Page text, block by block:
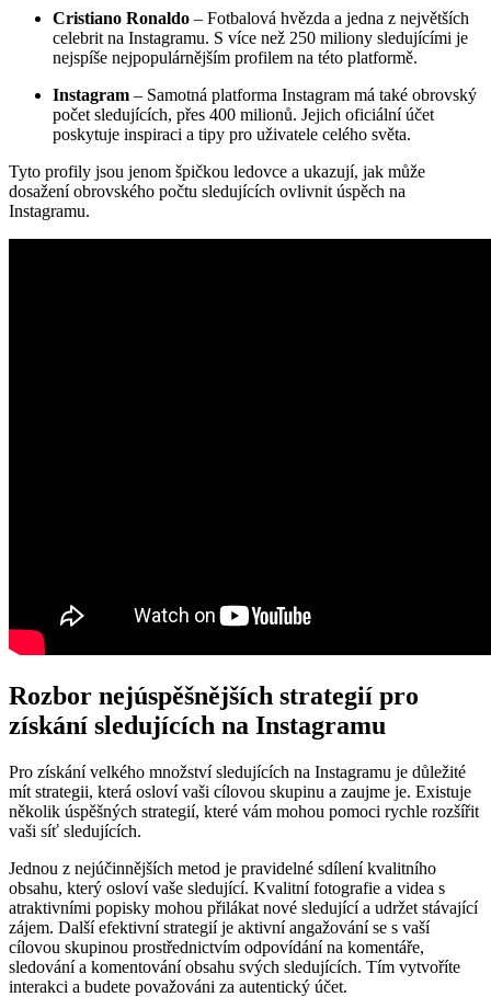
Cristiano Ronaldo – Fotbalová hvězda a jedna z největších
celebrit na Instagramu. S více než 250 miliony sledujícími je
nejspíše nejpopulárnějším profilem na této platformě.
Instagram – Samotná platforma Instagram má také obrovský
počet sledujících, přes 400 milionů. Jejich oficiální účet
poskytuje inspiraci a tipy pro uživatele celého světa.
Tyto profily jsou jenom špičkou ledovce a ukazují, jak může
dosažení obrovského počtu sledujících ovlivnit úspěch na
Instagramu.
Rozbor nejúspěšnějších strategií pro
získání sledujících na Instagramu
Pro získání velkého množství sledujících na Instagramu je důležité
mít strategii, která osloví vaši cílovou skupinu a zaujme je. Existuje
několik úspěšných strategií, které vám mohou pomoci rychle rozšířit
vaši síť sledujících.
Jednou z nejúčinnějších metod je pravidelné sdílení kvalitního
obsahu, který osloví vaše sledující. Kvalitní fotografie a videa s
atraktivními popisky mohou přilákat nové sledující a udržet stávající
zájem. Další efektivní strategií je aktivní angažování se s vaší
cílovou skupinou prostřednictvím odpovídání na komentáře,
sledování a komentování obsahu svých sledujících. Tím vytvoříte
interakci a budete považováni za autentický účet.